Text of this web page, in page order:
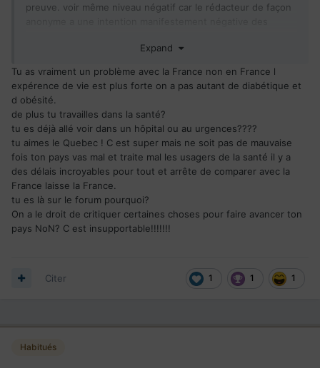
preuve. voir même niveau négatif car le rédacteur de façon
Dans la mesure où le contributeur n'apporte aucune
données sourcées de qualité et vérifiables, l'histoire ne
peut être considéee comme crédible.
L'espérance de vie au Québec est sensiblement la même
qu'en France et est la meilleur au pays ! Source
: https://statistique.quebec.ca/fr/produit/publication/espera
nce-vie-quebec-et-pays
Ah oui, les cadavres ne jonchent pas les rue et les morgues
ne débordent pas !
Expand
Tu as vraiment un problème avec la France non en France l
expérence de vie est plus forte on a pas autant de diabétique et
d obésité.
de plus tu travailles dans la santé?
tu es déjà allé voir dans un hôpital ou au urgences????
tu aimes le Quebec ! C est super mais ne soit pas de mauvaise
fois ton pays vas mal et traite mal les usagers de la santé il y a
des délais incroyables pour tout et arrête de comparer avec la
France laisse la France.
tu es là sur le forum pourquoi?
On a le droit de critiquer certaines choses pour faire avancer ton
pays NoN? C est insupportable!!!!!!!
1 1 1
Citer
Habitués